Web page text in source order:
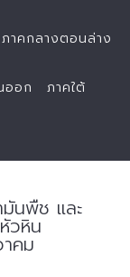
ภาคกลางตอนล่าง
ออก ภาคใต้
มันพืช และ
วหิน
คม